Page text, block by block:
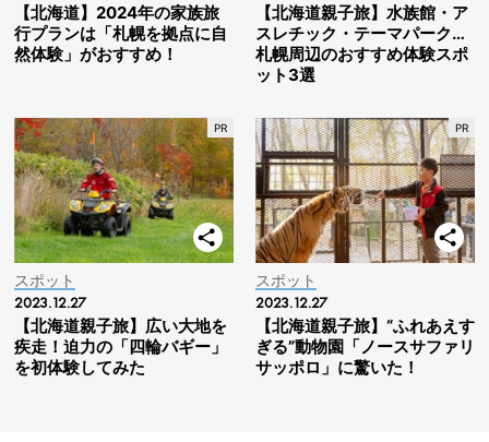
【北海道】2024年の家族旅
行プランは「札幌を拠点に自
然体験」がおすすめ！
【北海道親子旅】水族館・ア
スレチック・テーマパーク…
札幌周辺のおすすめ体験スポ
ット3選
スポット
2023.12.27
【北海道親子旅】広い大地を
疾走！迫力の「四輪バギー」
を初体験してみた
スポット
2023.12.27
【北海道親子旅】“ふれあえす
ぎる”動物園「ノースサファリ
サッポロ」に驚いた！